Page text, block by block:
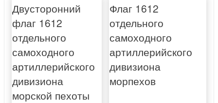
Двусторонний
флаг 1612
отдельного
самоходного
артиллерийского
дивизиона
морской пехоты
Флаг 1612
отдельного
самоходного
артиллерийского
дивизиона
морпехов